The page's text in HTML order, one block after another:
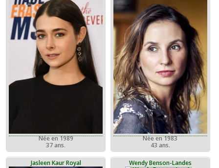
Née en 1989
37 ans.
Née en 1983
43 ans.
Jasleen Kaur Royal
Wendy Benson-Landes